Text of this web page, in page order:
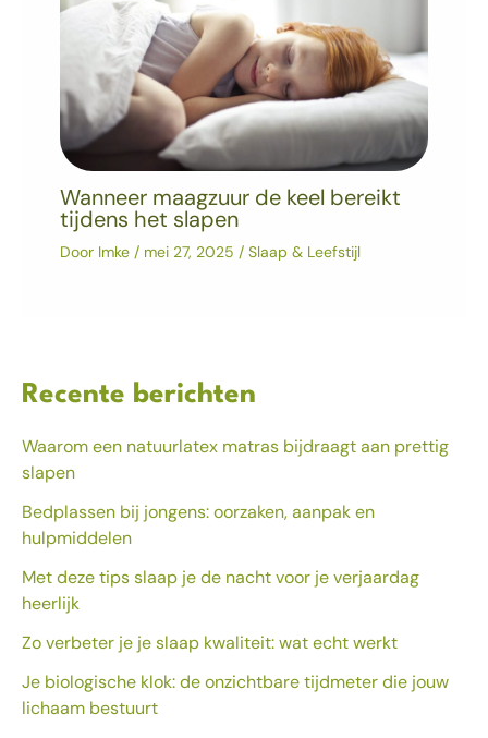
Wanneer maagzuur de keel bereikt
tijdens het slapen
Door Imke / mei 27, 2025 / Slaap & Leefstijl
Recente berichten
Waarom een natuurlatex matras bijdraagt aan prettig
slapen
Bedplassen bij jongens: oorzaken, aanpak en
hulpmiddelen
Met deze tips slaap je de nacht voor je verjaardag
heerlijk
Zo verbeter je je slaap kwaliteit: wat echt werkt
Je biologische klok: de onzichtbare tijdmeter die jouw
lichaam bestuurt